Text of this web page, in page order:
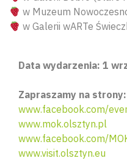
w Muzeum
w Galerii wARTe
Data wydarzenia: 1
Zapraszamy na strony:
www.facebook.com/
www.mok.olsztyn.pl
www.facebook.com/
www.visit.olsztyn.eu